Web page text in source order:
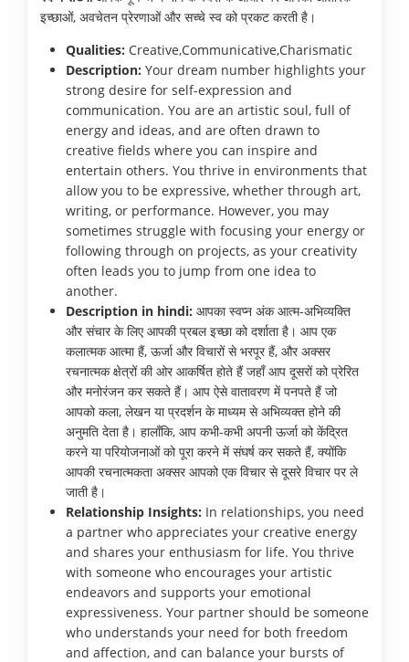
इच्छाओं, अवचेतन प्रेरणाओं और सच्चे स्व को प्रकट करती है।
Qualities: Creative,Communicative,Charismatic
Description: Your dream number highlights your
strong desire for self-expression and
communication. You are an artistic soul, full of
energy and ideas, and are often drawn to
creative fields where you can inspire and
entertain others. You thrive in environments that
allow you to be expressive, whether through art,
writing, or performance. However, you may
sometimes struggle with focusing your energy or
following through on projects, as your creativity
often leads you to jump from one idea to
another.
Description in hindi: आपका स्वप्न अंक आत्म-अभिव्यक्ति
और संचार के लिए आपकी प्रबल इच्छा को दर्शाता है। आप एक
कलात्मक आत्मा हैं, ऊर्जा और विचारों से भरपूर हैं, और अक्सर
रचनात्मक क्षेत्रों की ओर आकर्षित होते हैं जहाँ आप दूसरों को प्रेरित
और मनोरंजन कर सकते हैं। आप ऐसे वातावरण में पनपते हैं जो
आपको कला, लेखन या प्रदर्शन के माध्यम से अभिव्यक्त होने की
अनुमति देता है। हालाँकि, आप कभी-कभी अपनी ऊर्जा को केंद्रित
करने या परियोजनाओं को पूरा करने में संघर्ष कर सकते हैं, क्योंकि
आपकी रचनात्मकता अक्सर आपको एक विचार से दूसरे विचार पर ले
जाती है।
Relationship Insights: In relationships, you need
a partner who appreciates your creative energy
and shares your enthusiasm for life. You thrive
with someone who encourages your artistic
endeavors and supports your emotional
expressiveness. Your partner should be someone
who understands your need for both freedom
and affection, and can balance your bursts of